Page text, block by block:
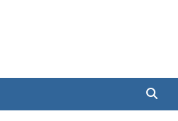
– wiadomości